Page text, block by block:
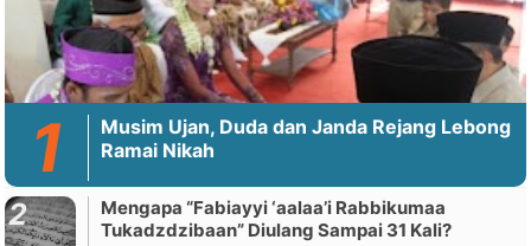
Musim Ujan, Duda dan Janda Rejang Lebong
Ramai Nikah
Mengapa “Fabiayyi ‘aalaa’i Rabbikumaa
Tukadzdzibaan” Diulang Sampai 31 Kali?